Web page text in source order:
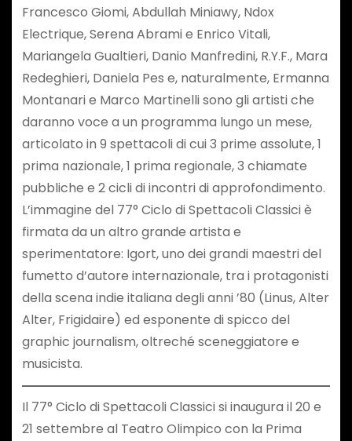
Francesco Giomi, Abdullah Miniawy, Ndox
Electrique, Serena Abrami e Enrico Vitali,
Mariangela Gualtieri, Danio Manfredini, R.Y.F., Mara
Redeghieri, Daniela Pes e, naturalmente, Ermanna
Montanari e Marco Martinelli sono gli artisti che
daranno voce a un programma lungo un mese,
articolato in 9 spettacoli di cui 3 prime assolute, 1
prima nazionale, 1 prima regionale, 3 chiamate
pubbliche e 2 cicli di incontri di approfondimento.
L’immagine del 77° Ciclo di Spettacoli Classici è
firmata da un altro grande artista e
sperimentatore: Igort, uno dei grandi maestri del
fumetto d’autore internazionale, tra i protagonisti
della scena indie italiana degli anni ’80 (Linus, Alter
Alter, Frigidaire) ed esponente di spicco del
graphic journalism, oltreché sceneggiatore e
musicista.
Il 77° Ciclo di Spettacoli Classici si inaugura il 20 e
21 settembre al Teatro Olimpico con la Prima